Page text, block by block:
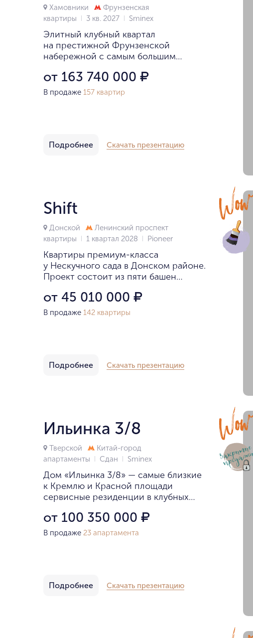
Хамовники
Фрунзенская
квартиры
3 кв. 2027 Smineх
Элитный клубный квартал
на престижной Фрунзенской
набережной с самым большим
Масштабная инфраструктура
с Clubhouse только для жителей:
от 163 740 000 ₽
В продаже 157 квартир
Подробнее Скачать презентацию
Shift
Донской
Ленинский проспект
квартиры
1 квартал 2028 Pioneer
Квартиры премиум-класса
у Нескучного сада в Донском районе.
Проект состоит из пяти башен
от 45 010 000 ₽
В продаже 142 квартиры
Подробнее Скачать презентацию
Ильинка 3/8
Тверской
Китай-город
апартаменты
Сдан Smineх
Дом «Ильинка 3/8» — самые близкие
к Кремлю и Красной площади
сервисные резиденции в клубных
от 100 350 000 ₽
В продаже 23 апартамента
Подробнее Скачать презентацию